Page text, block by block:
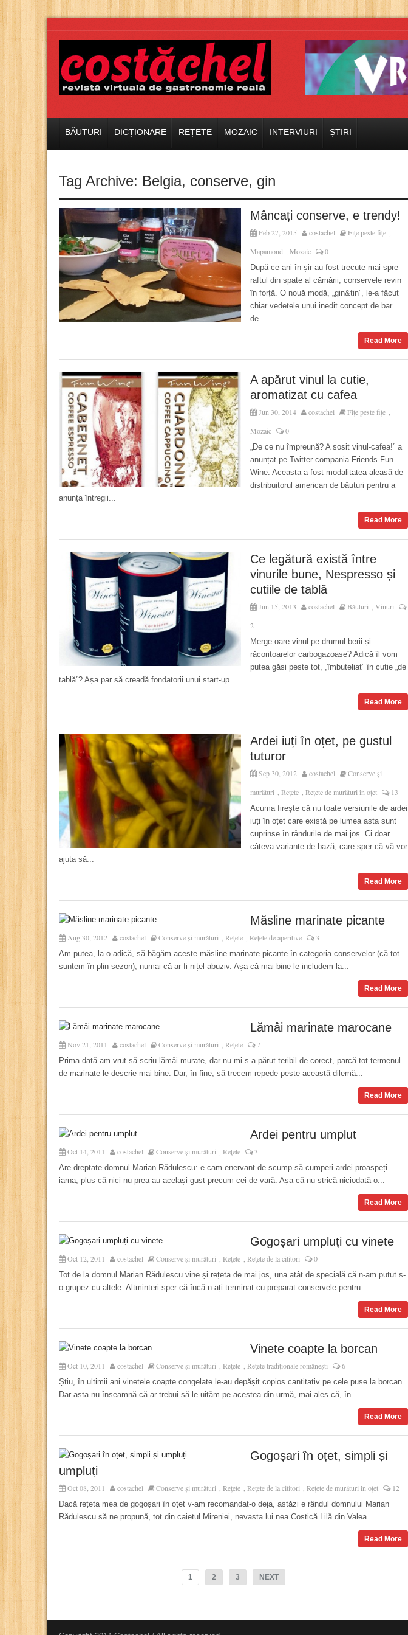
BĂUTURI DICȚIONARE REȚETE MOZAIC INTERVIURI ȘTIRI
Tag Archive: Belgia, conserve, gin
Mâncați conserve, e trendy!
Feb 27, 2015 costachel Fițe peste fițe ,
Mapamond , Mozaic 0
După ce ani în șir au fost trecute mai spre
raftul din spate al cămării, conservele revin
în forță. O nouă modă, „gin&tin”, le-a făcut
chiar vedetele unui inedit concept de bar
de...
Read More
A apărut vinul la cutie,
aromatizat cu cafea
Jun 30, 2014 costachel Fițe peste fițe ,
Mozaic 0
„De ce nu împreună? A sosit vinul-cafea!” a
anunțat pe Twitter compania Friends Fun
Wine. Aceasta a fost modalitatea aleasă de
distribuitorul american de băuturi pentru a
anunța întregii...
Read More
Ce legătură există între
vinurile bune, Nespresso și
cutiile de tablă
Jun 15, 2013 costachel Băuturi , Vinuri
2
Merge oare vinul pe drumul berii și
răcoritoarelor carbogazoase? Adică îl vom
putea găsi peste tot, „îmbuteliat” în cutie „de
tablă”? Așa par să creadă fondatorii unui start-up...
Read More
Ardei iuți în oțet, pe gustul
tuturor
Sep 30, 2012 costachel
Conserve și
murături , Rețete , Rețete de murături în oțet 13
Acuma firește că nu toate versiunile de ardei
iuți în oțet care există pe lumea asta sunt
cuprinse în rândurile de mai jos. Ci doar
câteva variante de bază, care sper că vă vor
ajuta să...
Read More
Măsline marinate picante
Aug 30, 2012 costachel Conserve și murături , Rețete , Rețete de aperitive 3
Am putea, la o adică, să băgăm aceste măsline marinate picante în categoria conservelor (că tot
suntem în plin sezon), numai că ar fi nițel abuziv. Așa că mai bine le includem la...
Read More
Lămâi marinate marocane
Nov 21, 2011 costachel Conserve și murături , Rețete 7
Prima dată am vrut să scriu lămâi murate, dar nu mi s-a părut teribil de corect, parcă tot termenul
de marinate le descrie mai bine. Dar, în fine, să trecem repede peste această dilemă...
Read More
Ardei pentru umplut
Oct 14, 2011 costachel Conserve și murături , Rețete 3
Are dreptate domnul Marian Rădulescu: e cam enervant de scump să cumperi ardei proaspeți
iarna, plus că nici nu prea au același gust precum cei de vară. Așa că nu strică niciodată o...
Read More
Gogoșari umpluți cu vinete
Oct 12, 2011 costachel Conserve și murături , Rețete , Rețete de la cititori 0
Tot de la domnul Marian Rădulescu vine și rețeta de mai jos, una atât de specială că n-am putut s-
o grupez cu altele. Altminteri sper că încă n-ați terminat cu preparat conservele pentru...
Read More
Vinete coapte la borcan
Oct 10, 2011 costachel Conserve și murături , Rețete , Rețete tradiționale românești 6
Știu, în ultimii ani vinetele coapte congelate le-au depășit copios cantitativ pe cele puse la borcan.
Dar asta nu înseamnă că ar trebui să le uităm pe acestea din urmă, mai ales că, în...
Read More
Gogoșari în oțet, simpli și
umpluți
Oct 08, 2011 costachel Conserve și murături , Rețete , Rețete de la cititori , Rețete de murături în oțet 12
Dacă rețeta mea de gogoșari în oțet v-am recomandat-o deja, astăzi e rândul domnului Marian
Rădulescu să ne propună, tot din caietul Mireniei, nevasta lui nea Costică Lilă din Valea...
Read More
1 2 3 NEXT